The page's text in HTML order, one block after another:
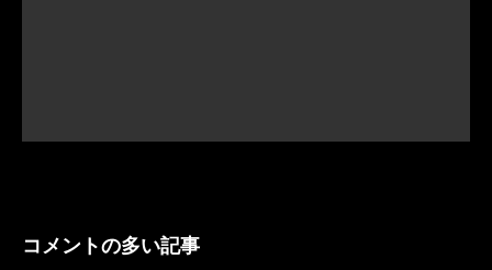
コメントの多い記事